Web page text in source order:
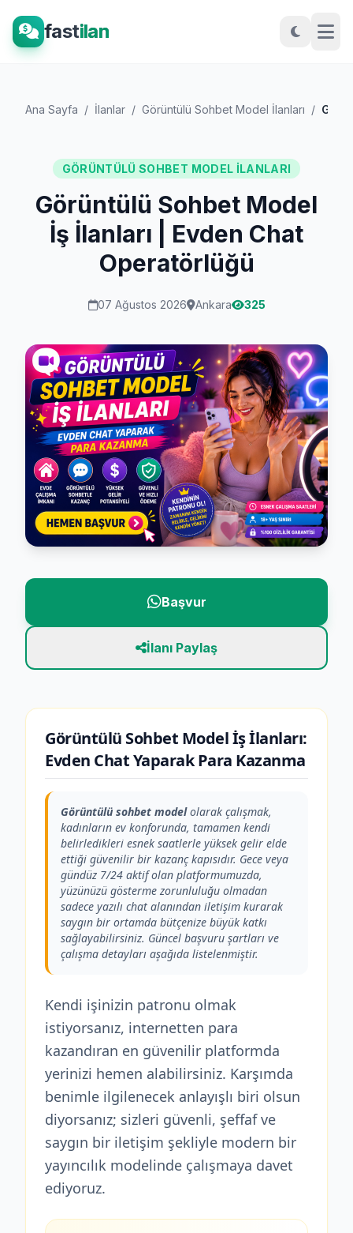
fastilan
Ana Sayfa / İlanlar / Görüntülü Sohbet Model İlanları /
GÖRÜNTÜLÜ SOHBET MODEL İLANLARI
Görüntülü Sohbet Model
İş İlanları | Evden Chat
Operatörlüğü
07 Ağustos 2026 Ankara 325
Başvur
İlanı Paylaş
Görüntülü Sohbet Model İş İlanları:
Evden Chat Yaparak Para Kazanma
Görüntülü sohbet modelolarak çalışmak,
kadınların ev konforunda, tamamen kendi
belirledikleri esnek saatlerle yüksek gelir elde
ettiği güvenilir bir kazanç kapısıdır. Gece veya
gündüz 7/24 aktif olan platformumuzda,
yüzünüzü gösterme zorunluluğu olmadan
sadece yazılı chat alanından iletişim kurarak
saygın bir ortamda bütçenize büyük katkı
sağlayabilirsiniz. Güncel başvuru şartları ve
çalışma detayları aşağıda listelenmiştir.
Kendi işinizin patronu olmak
istiyorsanız, internetten para
kazandıran en güvenilir platformda
yerinizi hemen alabilirsiniz. Karşımda
benimle ilgilenecek anlayışlı biri olsun
diyorsanız; sizleri güvenli, şeffaf ve
saygın bir iletişim şekliyle modern bir
yayıncılık modelinde çalışmaya davet
ediyoruz.